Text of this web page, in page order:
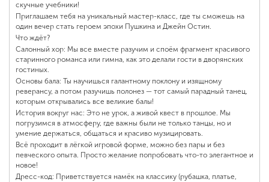
скучные учебники!
Приглашаем тебя на уникальный мастер-класс, где ты сможешь на
один вечер стать героем эпохи Пушкина и Джейн Остин.
Что ждёт?
Салонный хор: Мы все вместе разучим и споём фрагмент красивого
старинного романса или гимна, как это делали гости в дворянских
гостиных.
Основы бала: Ты научишься галантному поклону и изящному
реверансу, а потом разучишь полонез — тот самый парадный танец,
которым открывались все великие балы!
История вокруг нас: Это не урок, а живой квест в прошлое. Мы
погрузимся в атмосферу, где важны были не только танцы, но и
умение держаться, общаться и красиво музицировать.
Всё проходит в лёгкой игровой форме, можно без пары и без
певческого опыта. Просто желание попробовать что-то элегантное и
новое!
Дресс-код: Приветствуется намёк на классику (рубашка, платье,